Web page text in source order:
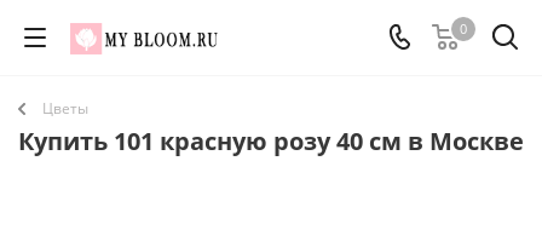
0
Цветы
Купить 101 красную розу 40 см в Москве